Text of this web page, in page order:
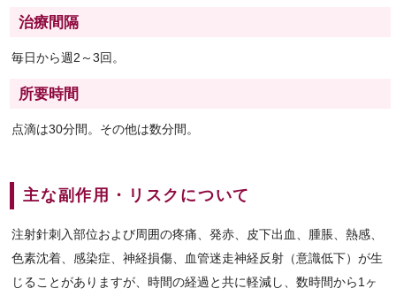
治療間隔
毎日から週2～3回。
所要時間
点滴は30分間。その他は数分間。
主な副作用・リスクについて
注射針刺入部位および周囲の疼痛、発赤、皮下出血、腫脹、熱感、
色素沈着、感染症、神経損傷、血管迷走神経反射（意識低下）が生
じることがありますが、時間の経過と共に軽減し、数時間から1ヶ